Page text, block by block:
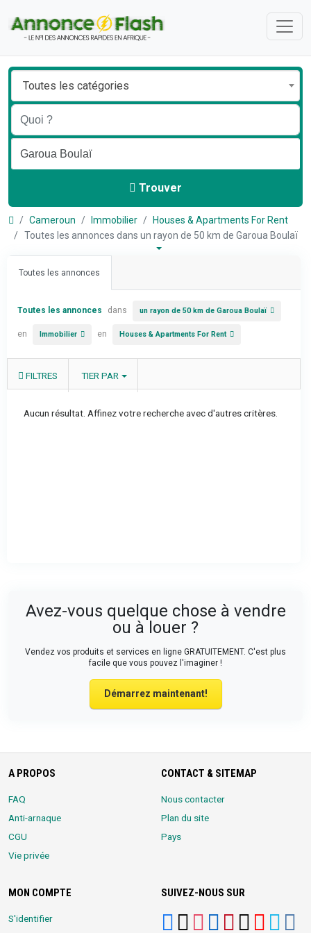
Toutes les catégories
Trouver
Cameroun Immobilier
Houses & Apartments For Rent
Toutes les annonces dans un rayon de 50 km de Garoua Boulaï
Toutes les annonces
Toutes les annonces dans un rayon de 50 km de Garoua Boulaï
en Immobilier en Houses & Apartments For Rent
FILTRES TIER PAR
Aucun résultat. Affinez votre recherche avec d'autres critères.
Avez-vous quelque chose à vendre
ou à louer ?
Vendez vos produits et services en ligne GRATUITEMENT. C'est plus
facile que vous pouvez l'imaginer !
Démarrez maintenant!
A PROPOS
FAQ
Anti-arnaque
CGU
Vie privée
CONTACT & SITEMAP
Nous contacter
Plan du site
Pays
MON COMPTE
S'identifier
SUIVEZ-NOUS SUR